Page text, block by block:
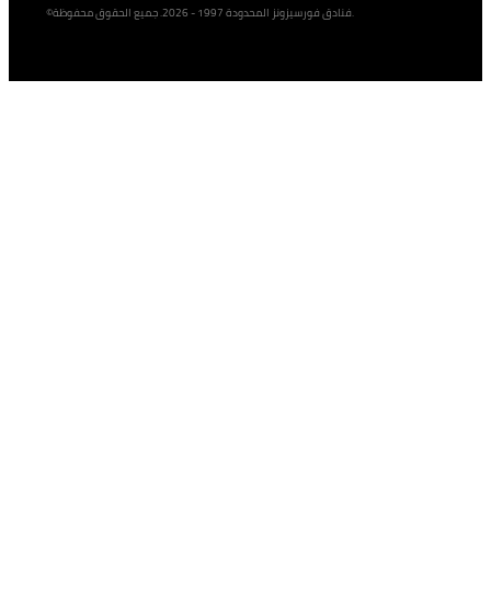
©فنادق فورسيزونز المحدودة 1997 - 2026. جميع الحقوق محفوظة.